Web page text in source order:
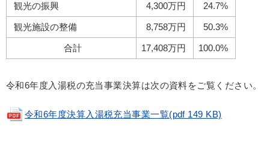
観光の振興 4,300万円 24.7%
観光施設の整備 8,758万円 50.3%
合計 17,408万円 100.0%
令和6年度入湯税の充当事業決算は次の資料をご覧ください。
令和6年度決算入湯税充当事業一覧(pdf 149 KB)